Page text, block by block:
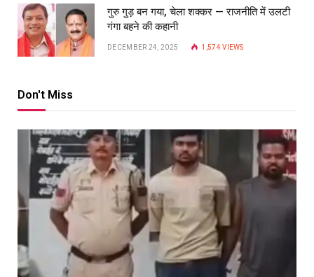
गुरु गुड़ बन गया, चेला शक्कर — राजनीति में उलटी
गंगा बहने की कहानी
DECEMBER 24, 2025 1,574VIEWS
Don't Miss